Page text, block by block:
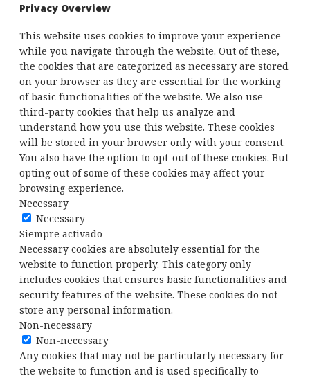
Privacy Overview
This website uses cookies to improve your experience
while you navigate through the website. Out of these,
the cookies that are categorized as necessary are stored
on your browser as they are essential for the working
of basic functionalities of the website. We also use
third-party cookies that help us analyze and
understand how you use this website. These cookies
will be stored in your browser only with your consent.
You also have the option to opt-out of these cookies. But
opting out of some of these cookies may affect your
browsing experience.
Necessary
Necessary
Siempre activado
Necessary cookies are absolutely essential for the
website to function properly. This category only
includes cookies that ensures basic functionalities and
security features of the website. These cookies do not
store any personal information.
Non-necessary
Non-necessary
Any cookies that may not be particularly necessary for
the website to function and is used specifically to